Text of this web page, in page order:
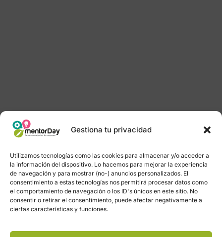
Gestiona tu privacidad
Utilizamos tecnologías como las cookies para almacenar y/o acceder a
la información del dispositivo. Lo hacemos para mejorar la experiencia
de navegación y para mostrar (no-) anuncios personalizados. El
consentimiento a estas tecnologías nos permitirá procesar datos como
el comportamiento de navegación o los ID's únicos en este sitio. No
consentir o retirar el consentimiento, puede afectar negativamente a
ciertas características y funciones.